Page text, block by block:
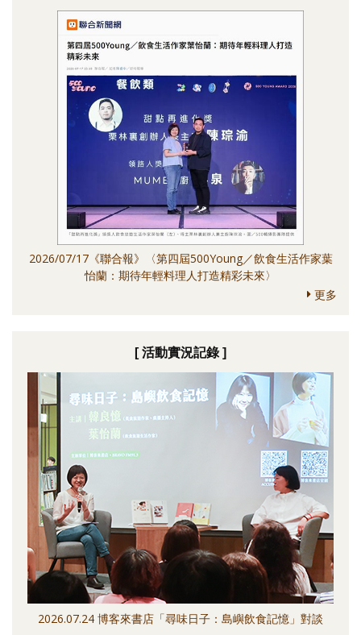
2026/07/17《聯合報》〈第四屆500Young／飲食生活作家葉
怡蘭：期待年輕料理人打造精彩未來〉
更多
[ 活動實況記錄 ]
2026.07.24 博客來書店「尋味日子：島嶼飲食記憶」對談